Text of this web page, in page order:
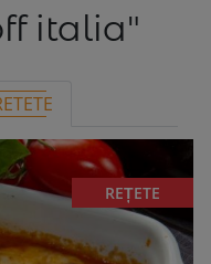
italia"
REȚETE